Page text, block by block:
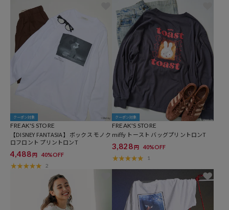
クーポン対象
FREAK'S STORE
【DISNEY FANTASIA】 ボックス モノク
ロフロント プリントロンT
4,488円 40%OFF
2
クーポン対象
FREAK'S STORE
miffy トースト バッグプリントロンT
3,828円 40%OFF
1